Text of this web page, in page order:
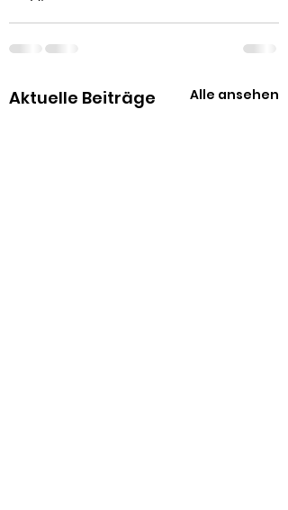
Aktuelle Beiträge Alle ansehen